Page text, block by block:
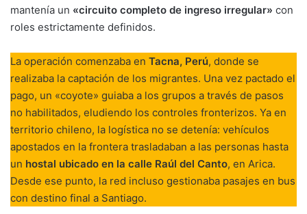
mantenía un «circuito completo de ingreso irregular» con
roles estrictamente definidos.
La operación comenzaba en Tacna, Perú, donde se
realizaba la captación de los migrantes. Una vez pactado el
pago, un «coyote» guiaba a los grupos a través de pasos
no habilitados, eludiendo los controles fronterizos. Ya en
territorio chileno, la logística no se detenía: vehículos
apostados en la frontera trasladaban a las personas hasta
un hostal ubicado en la calle Raúl del Canto, en Arica.
Desde ese punto, la red incluso gestionaba pasajes en bus
con destino final a Santiago.